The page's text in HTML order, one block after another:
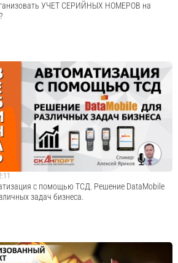
УЧЕТ СЕРИЙНЫХ НОМЕРОВ на
вебинара: - Учет товаров по серийным
- Как организовать учет серийных номеров с
сканера и ТСД? - Демонстрация работы с
номерами в ПО DataMobile. Ссылка на сайт:
Cмотреть видео
с помощью ТСД. Решение DataMobile
задач бизнеса.